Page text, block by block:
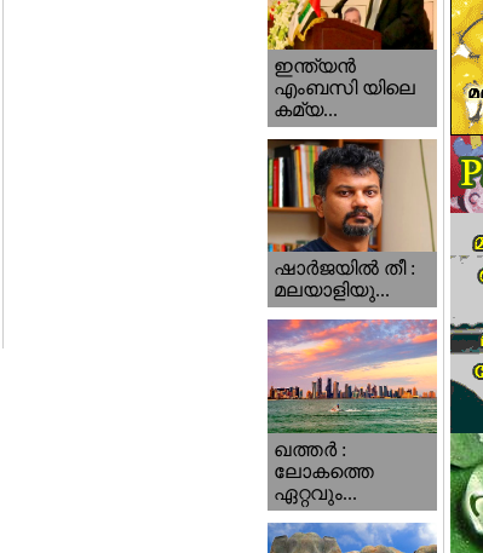
ഇന്ത്യന്‍
എംബസി യിലെ
കമ്യ...
ഷാര്‍ജയില്‍ തീ :
മലയാളിയു...
ഖത്തര്‍ :
ലോകത്തെ
ഏറ്റവും...